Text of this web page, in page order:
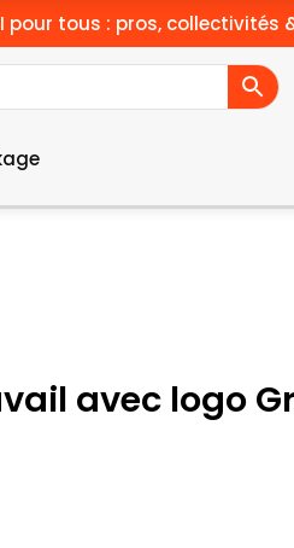
pour tous : pros, collectivités
avec logo